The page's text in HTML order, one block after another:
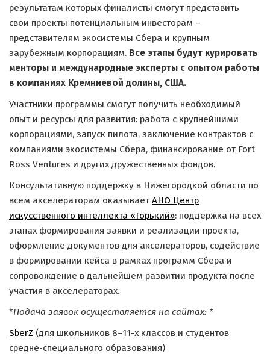
результатам которых финалисты смогут представить
свои проекты потенциальным инвесторам –
представителям экосистемы Сбера и крупным
зарубежным корпорациям. Все этапы будут курировать
менторы и международные эксперты с опытом работы
в компаниях Кремниевой долины, США.
Участники программы смогут получить необходимый
опыт и ресурсы для развития: работа с крупнейшими
корпорациями, запуск пилота, заключение контрактов с
компаниями экосистемы Сбера, финансирование от Fort
Ross Ventures и других дружественных фондов.
Консультативную поддержку в Нижегородкой области по
всем акселераторам оказываетАНО Центр
искусственного интеллекта «Горький»: поддержка на всех
этапах формирования заявки и реализации проекта,
оформление документов для акселераторов, содействие
в формировании кейса в рамках программ Сбера и
сопровождение в дальнейшем развитии продукта после
участия в акселераторах.
*Подача заявок осуществляется на сайтах: *
SberZ (для школьников 8–11-х классов и студентов
средне-специального образования)